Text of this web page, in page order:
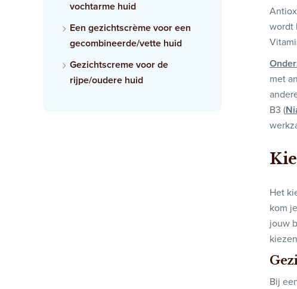
vochtarme huid
Een gezichtscrème voor een
gecombineerde/vette huid
Gezichtscreme voor de
rijpe/oudere huid
wordt
met
B3 (
Het
kom
jouw
Bij